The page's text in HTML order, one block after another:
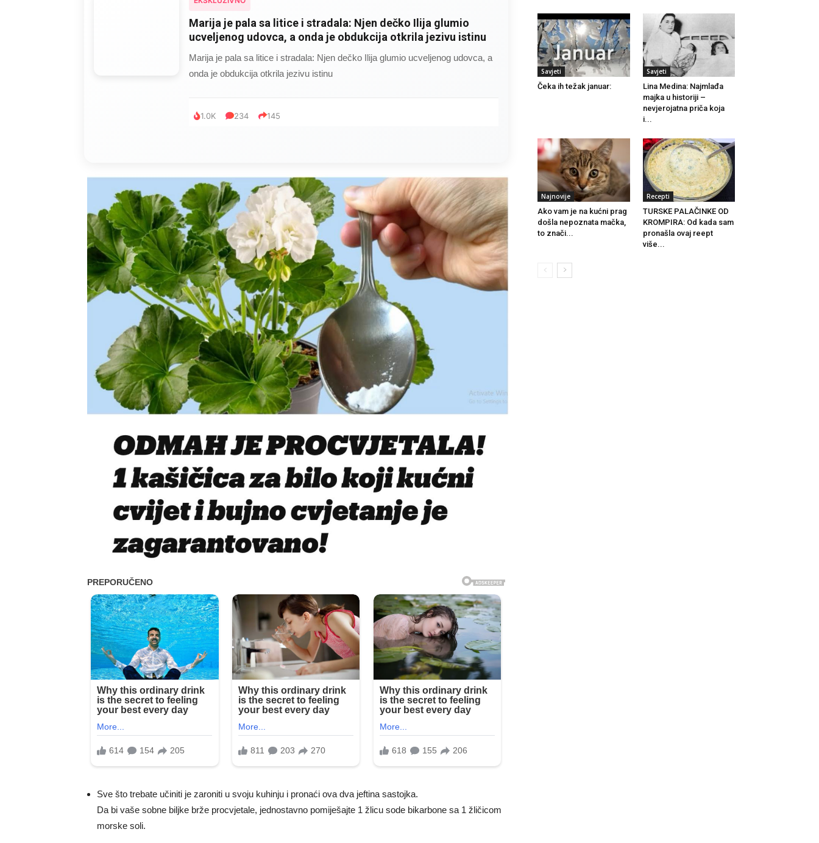
Marija je pala sa litice i stradala: Njen dečko Ilija glumio
ucveljenog udovca, a onda je obdukcija otkrila jezivu istinu
Marija je pala sa litice i stradala: Njen dečko Ilija glumio ucveljenog udovca, a
onda je obdukcija otkrila jezivu istinu
1.0K 234 145
Sve što trebate učiniti je zaroniti u svoju kuhinju i pronaći ova dva jeftina sastojka.
Da bi vaše sobne biljke brže procvjetale, jednostavno pomiješajte 1 žlicu sode bikarbone sa 1 žličicom
morske soli.
Savjeti
Čeka ih težak januar:
Savjeti
Lina Medina: Najmlađa
majka u historiji –
nevjerojatna priča koja
i...
Najnovije
Ako vam je na kućni prag
došla nepoznata mačka,
to znači...
Recepti
TURSKE PALAČINKE OD
KROMPIRA: Od kada sam
pronašla ovaj reept
više...